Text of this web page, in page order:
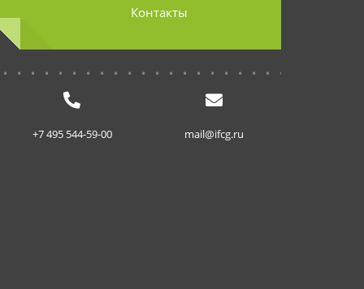
Контакты
+7 495 544-59-00 mail@ifcg.ru